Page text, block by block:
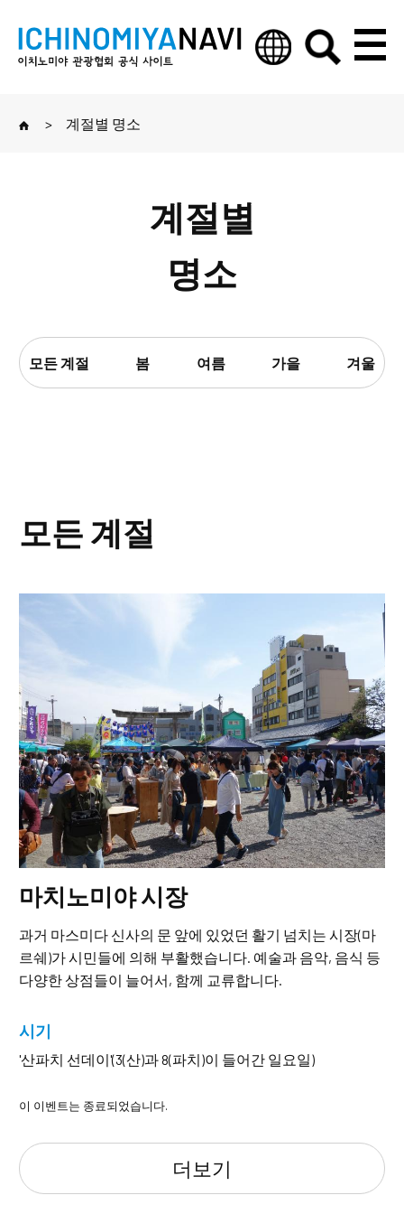
> 계절별 명소
계절별
명소
모든 계절 봄 여름 가을 겨울
모든 계절
마치노미야 시장
과거 마스미다 신사의 문 앞에 있었던 활기 넘치는 시장(마
르쉐)가 시민들에 의해 부활했습니다. 예술과 음악, 음식 등
다양한 상점들이 늘어서, 함께 교류합니다.
시기
'산파치 선데이'(3(산)과 8(파치)이 들어간 일요일)
이 이벤트는 종료되었습니다.
더보기